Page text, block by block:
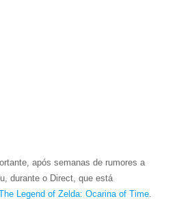
após semanas de rumores a
durante o Direct, que está
Legend of Zelda: Ocarina of Time.